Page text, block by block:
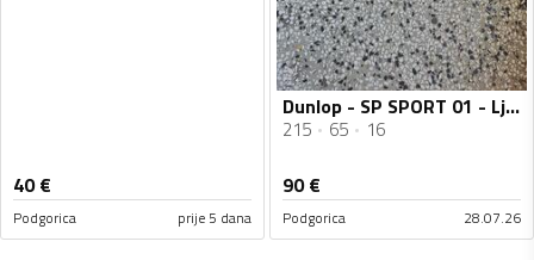
40€
Podgorica prije 5 dana
Dunlop - SP SPORT 01 - Ljetnja guma
215 65 16
90€
Podgorica 28.07.26